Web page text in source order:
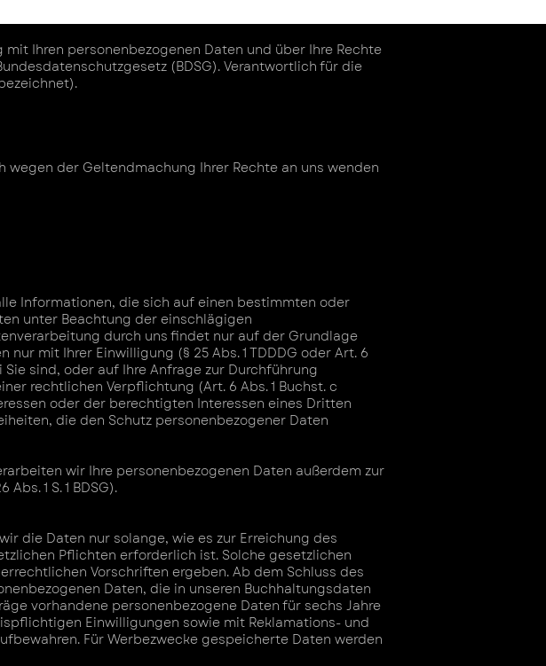
Ihren personenbezogenen Daten und über Ihre Rechte
(BDSG). Verantwortlich für die
der Geltendmachung Ihrer Rechte an uns wenden
Informationen, die sich auf einen bestimmten oder
unter Beachtung der einschlägigen
durch uns findet nur auf der Grundlage
mit Ihrer Einwilligung (§ 25 Abs. 1 TDDDG oder Art. 6
Sie sind, oder auf Ihre Anfrage zur Durchführung
rechtlichen Verpflichtung (Art. 6 Abs. 1 Buchst. c
oder der berechtigten Interessen eines Dritten
die den Schutz personenbezogener Daten
wir Ihre personenbezogenen Daten außerdem zur
1 S. 1 BDSG).
die Daten nur solange, wie es zur Erreichung des
Pflichten erforderlich ist. Solche gesetzlichen
Vorschriften ergeben. Ab dem Schluss des
Daten, die in unseren Buchhaltungsdaten
vorhandene personenbezogene Daten für sechs Jahre
Einwilligungen sowie mit Reklamations- und
Für Werbezwecke gespeicherte Daten werden